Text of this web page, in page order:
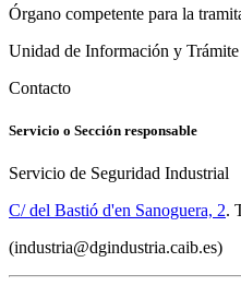
Órgano competente para la
Unidad de Información y
Contacto
Servicio o Sección responsable
Servicio de Seguridad Industrial
C/ del Bastió d'en Sanoguera, 2.
(industria@dgindustria.caib.es)